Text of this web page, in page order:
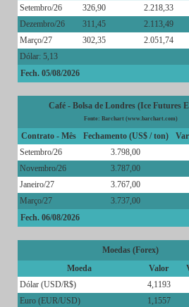
Setembro/26 326,90 2.218,33
Dezembro/26
311,45 2.113,49
Março/27
302,35 2.051,74
Dólar: 5,13
Fech. 05/08/2026
Café - Bolsa de Londres (Ice Futures
Fonte: Barchart (www.barchart.com)
Contrato - Mês Fechamento (US$ / ton)
Setembro/26
3.798,00
Novembro/26
3.787,00
Janeiro/27
3.767,00
Março/27
3.737,00
Fech. 06/08/2026
Moedas (Forex)
Moeda
Valor
Dólar (USD/R$)
4,1193
Euro (EUR/USD)
1,1557